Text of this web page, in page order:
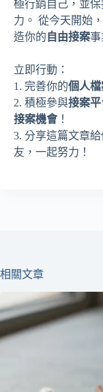
極行銷自己，並
力。 從今天開始
造你的 自由接案事
立即行動：
1. 完善你的個人檔
2. 積極參與接案平
接案機會！
3. 分享這篇文章
友，一起努力！
相關文章